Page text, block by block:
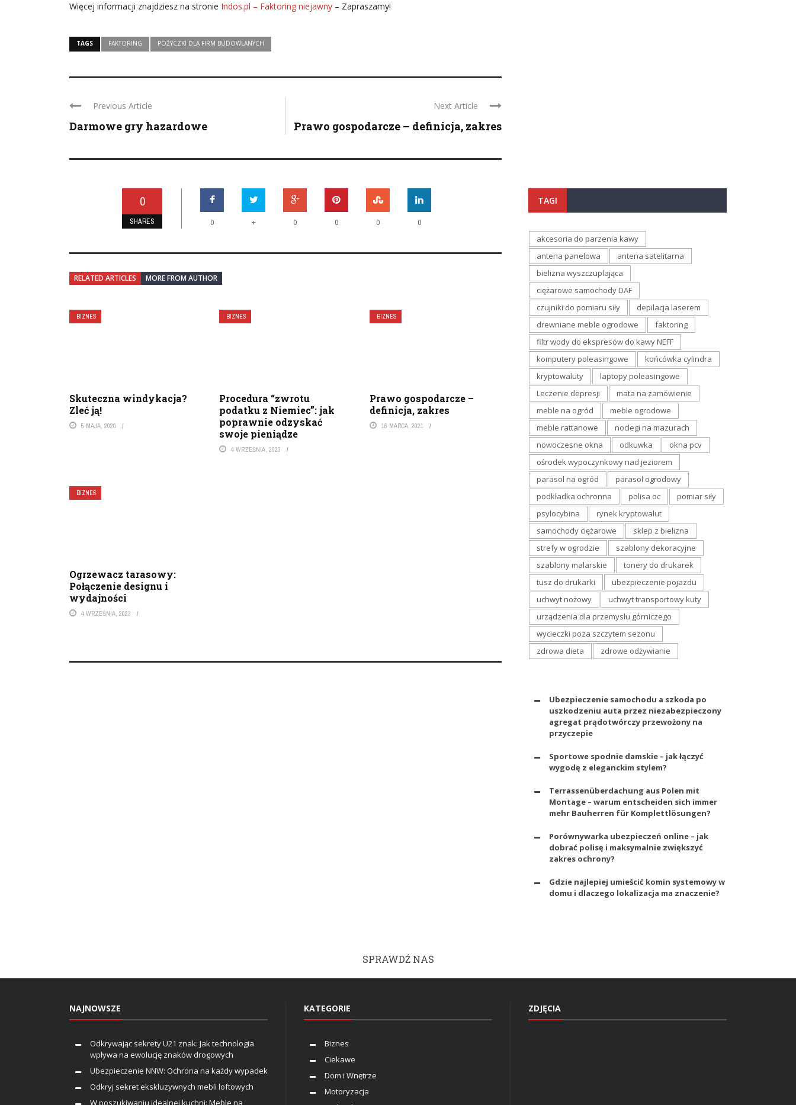
Więcej informacji znajdziesz na stronie Indos.pl – Faktoring niejawny – Zapraszamy!
TAGS FAKTORING POŻYCZKI DLA FIRM BUDOWLANYCH
Previous Article
Darmowe gry hazardowe
Next Article
Prawo gospodarcze – definicja, zakres
0
SHARES 0 + 0 0 0 0
RELATED ARTICLES MORE FROM AUTHOR
BIZNES
Skuteczna windykacja?
Zleć ją!
5 MAJA, 2020
BIZNES
Procedura “zwrotu
podatku z Niemiec”: jak
poprawnie odzyskać
swoje pieniądze
4 WRZEŚNIA, 2023
BIZNES
Prawo gospodarcze –
definicja, zakres
16 MARCA, 2021
BIZNES
Ogrzewacz tarasowy:
Połączenie designu i
wydajności
4 WRZEŚNIA, 2023
TAGI
akcesoria do parzenia kawy
antena panelowa
antena satelitarna
bielizna wyszczuplająca
ciężarowe samochody DAF
czujniki do pomiaru siły
depilacja laserem
drewniane meble ogrodowe
faktoring
filtr wody do ekspresów do kawy NEFF
komputery poleasingowe
końcówka cylindra
kryptowaluty
laptopy poleasingowe
Leczenie depresji
mata na zamówienie
meble na ogród
meble ogrodowe
meble rattanowe
noclegi na mazurach
nowoczesne okna
odkuwka
okna pcv
ośrodek wypoczynkowy nad jeziorem
parasol na ogród
parasol ogrodowy
podkładka ochronna
polisa oc
pomiar siły
psylocybina
rynek kryptowalut
samochody ciężarowe
sklep z bielizna
strefy w ogrodzie
szablony dekoracyjne
szablony malarskie
tonery do drukarek
tusz do drukarki
ubezpieczenie pojazdu
uchwyt nożowy
uchwyt transportowy kuty
urządzenia dla przemysłu górniczego
wycieczki poza szczytem sezonu
zdrowa dieta
zdrowe odżywianie
Ubezpieczenie samochodu a szkoda po
uszkodzeniu auta przez niezabezpieczony
agregat prądotwórczy przewożony na
przyczepie
Sportowe spodnie damskie – jak łączyć
wygodę z eleganckim stylem?
Terrassenüberdachung aus Polen mit
Montage – warum entscheiden sich immer
mehr Bauherren für Komplettlösungen?
Porównywarka ubezpieczeń online – jak
dobrać polisę i maksymalnie zwiększyć
zakres ochrony?
Gdzie najlepiej umieścić komin systemowy w
domu i dlaczego lokalizacja ma znaczenie?
SPRAWDŹ NAS
NAJNOWSZE
Odkrywając sekrety U21 znak: Jak technologia
wpływa na ewolucję znaków drogowych
Ubezpieczenie NNW: Ochrona na każdy wypadek
Odkryj sekret ekskluzywnych mebli loftowych
W poszukiwaniu idealnej kuchni: Meble na
KATEGORIE
Biznes
Ciekawe
Dom i Wnętrze
Motoryzacja
ZDJĘCIA